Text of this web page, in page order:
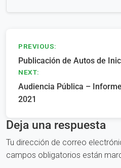
Navegación
de
entradas
PREVIOUS:
Publicación de Autos de
NEXT:
Audiencia Pública –
2021
Deja una respuesta
Tu dirección de correo
campos obligatorios están